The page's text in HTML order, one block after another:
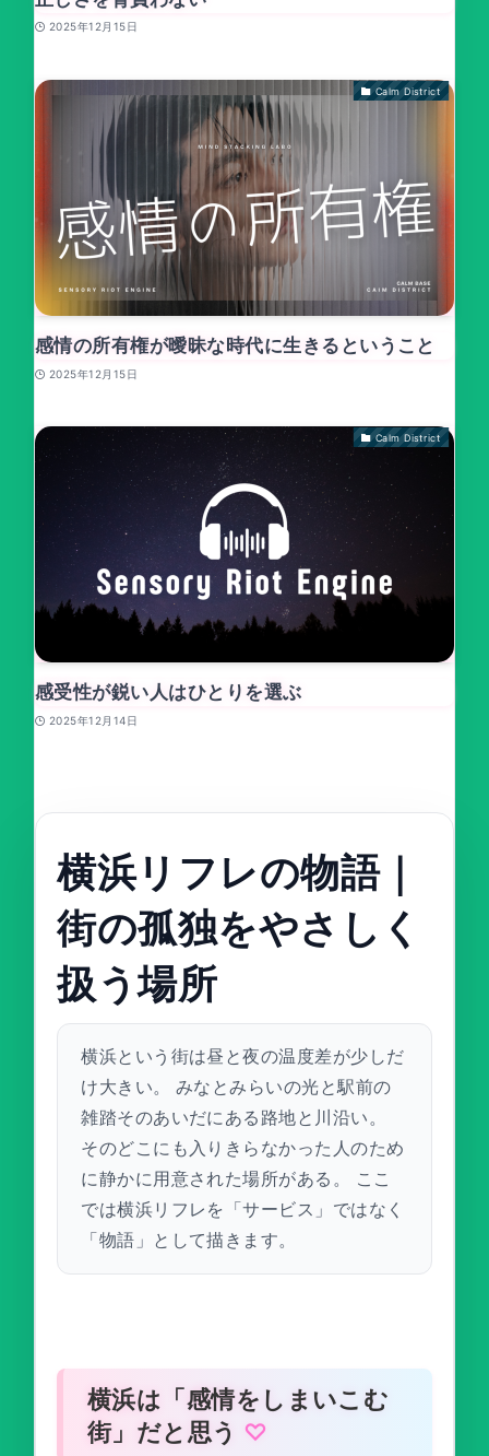
2025年12月15日
Calm District
感情の所有権が曖昧な時代に生きるということ
2025年12月15日
Calm District
感受性が鋭い人はひとりを選ぶ
2025年12月14日
横浜リフレの物語｜
街の孤独をやさしく
扱う場所
横浜という街は昼と夜の温度差が少しだ
け大きい。 みなとみらいの光と駅前の
雑踏そのあいだにある路地と川沿い。
そのどこにも入りきらなかった人のため
に静かに用意された場所がある。 ここ
では横浜リフレを「サービス」ではなく
「物語」として描きます。
横浜は「感情をしまいこむ
街」だと思う